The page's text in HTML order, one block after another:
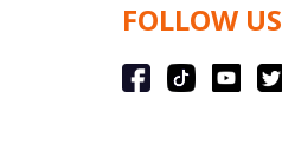
FOLLOW US